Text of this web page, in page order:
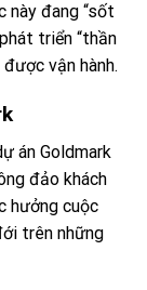
này đang “sốt
triển “thần
vận hành.
án Goldmark
đảo khách
hưởng cuộc
trên những